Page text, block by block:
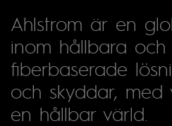
Ahlstrom är en
inom hållbara och
fiberbaserade
och skyddar,
en hållbar värld.